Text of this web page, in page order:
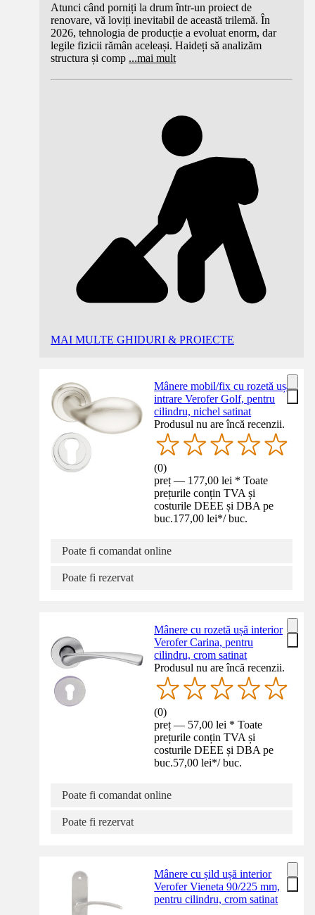
Atunci când porniți la drum într-un proiect de
renovare, vă loviți inevitabil de această trilemă. În
2026, tehnologia de producție a evoluat enorm, dar
legile fizicii rămân aceleași. Haideți să analizăm
structura și comp ...mai mult
MAI MULTE GHIDURI & PROIECTE
Mânere mobil/fix cu rozetă ușă
intrare Verofer Golf, pentru
cilindru, nichel satinat
Produsul nu are încă recenzii.
(0)
preț — 177,00 lei * Toate
prețurile conțin TVA și
costurile DEEE și DBA pe
buc.177,00 lei*/ buc.
Poate fi comandat online
Poate fi rezervat
Mânere cu rozetă ușă interior
Verofer Carina, pentru
cilindru, crom satinat
Produsul nu are încă recenzii.
(0)
preț — 57,00 lei * Toate
prețurile conțin TVA și
costurile DEEE și DBA pe
buc.57,00 lei*/ buc.
Poate fi comandat online
Poate fi rezervat
Mânere cu șild ușă interior
Verofer Vieneta 90/225 mm,
pentru cilindru, crom satinat